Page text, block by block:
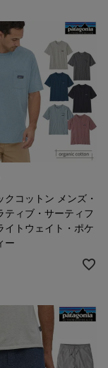
に設置した回収ボッ
無料）
袋に破れ穴が生じて
クコットン メンズ・
ティブ・サーティフ
イトウェイト・ポケ
ー